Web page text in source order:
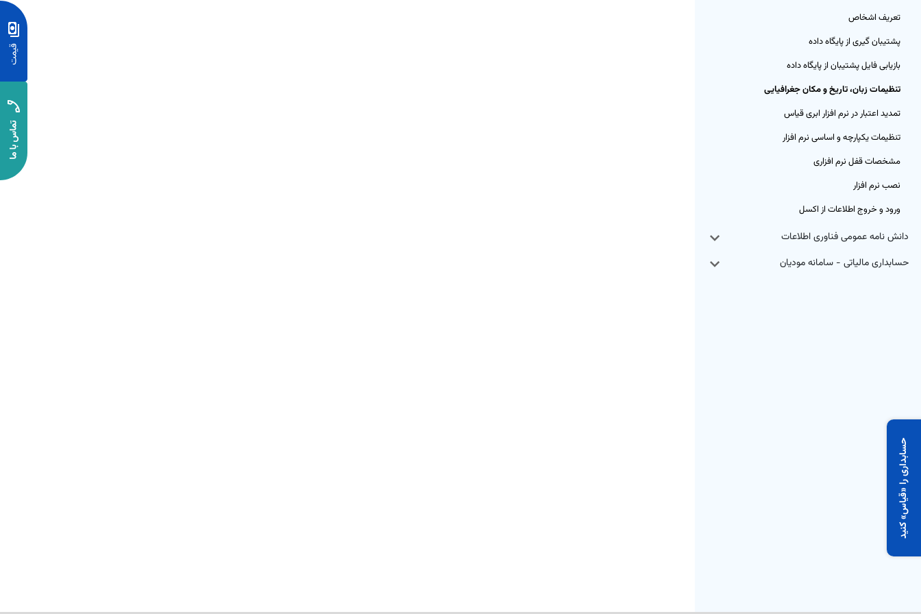
حسابداری را «قیاس» کنید
تعریف اشخاص
پشتیبان گیری از پایگاه داده
بازیابی فایل پشتیبان از پایگاه داده
تنظیمات زبان، تاریخ و مکان جغرافیایی
تمدید اعتبار در نرم افزار ابری قیاس
تنظیمات یکپارچه و اساسی نرم افزار
مشخصات قفل نرم افزاری
نصب نرم افزار
ورود و خروج اطلاعات از اکسل
دانش نامه عمومی فناوری اطلاعات
حسابداری مالیاتی - سامانه مودیان